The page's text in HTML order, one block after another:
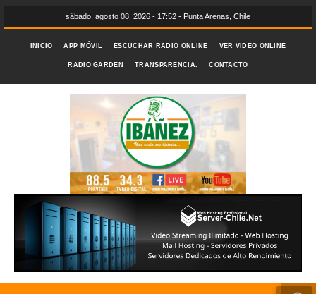
sábado, agosto 08, 2026 - 17:52 - Punta Arenas, Chile
INICIO APP MÓVIL ESCUCHAR RADIO ONLINE VER VIDEO ONLINE
RADIO GARDEN TRANSPARENCIA. CONTACTO